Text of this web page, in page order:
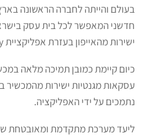
בעולם והייתה לחברה הראשונה
חדשני המאפשר לכל בית עסק
ישירות מהאייפון בעזרת אפליקציית iPay.
כיום קיימת כמובן תמיכה מלאה
עסקאות מגנטיות ישירות מהמכשיר
נתמכים על ידי האפליקציה.
ליעד מערכת מתקדמת ומאובטחת